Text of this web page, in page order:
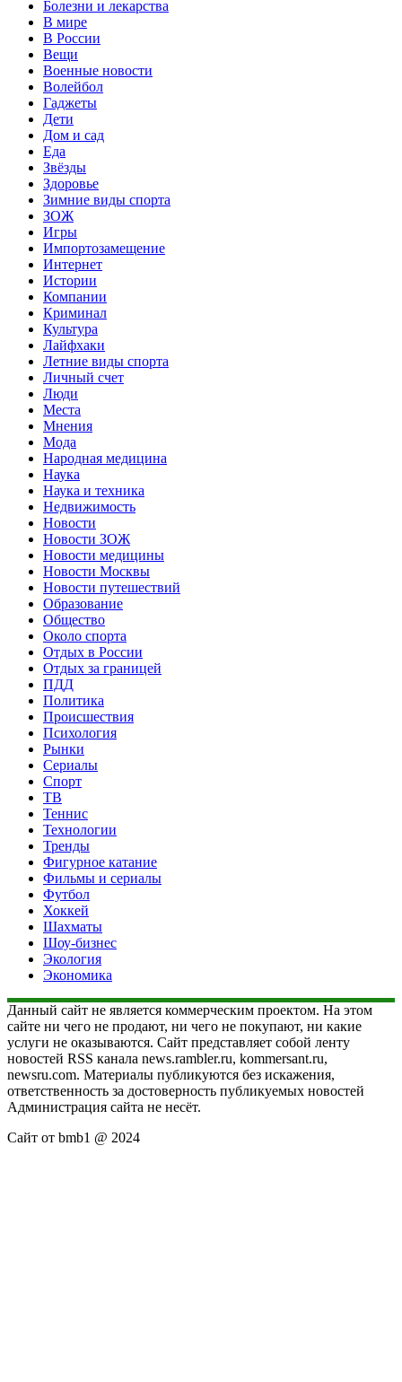
Болезни и лекарства
В мире
В России
Вещи
Военные новости
Волейбол
Гаджеты
Дети
Дом и сад
Еда
Звёзды
Здоровье
Зимние виды спорта
ЗОЖ
Игры
Импортозамещение
Интернет
Истории
Компании
Криминал
Культура
Лайфхаки
Летние виды спорта
Личный счет
Люди
Места
Мнения
Мода
Народная медицина
Наука
Наука и техника
Недвижимость
Новости
Новости ЗОЖ
Новости медицины
Новости Москвы
Новости путешествий
Образование
Общество
Около спорта
Отдых в России
Отдых за границей
ПДД
Политика
Происшествия
Психология
Рынки
Сериалы
Спорт
ТВ
Теннис
Технологии
Тренды
Фигурное катание
Фильмы и сериалы
Футбол
Хоккей
Шахматы
Шоу-бизнес
Экология
Экономика
Данный сайт не является коммерческим проектом. На этом
сайте ни чего не продают, ни чего не покупают, ни какие
услуги не оказываются. Сайт представляет собой ленту
новостей RSS канала news.rambler.ru, kommersant.ru,
newsru.com. Материалы публикуются без искажения,
ответственность за достоверность публикуемых новостей
Администрация сайта не несёт.
Сайт от bmb1 @ 2024